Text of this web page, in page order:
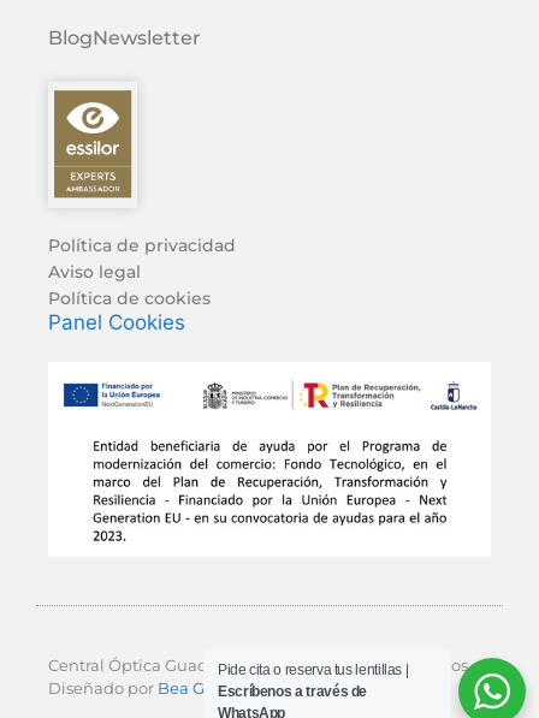
BlogNewsletter
Política de privacidad
Aviso legal
Política de cookies
Panel Cookies
Central Óptica Guadalajara © 2026 Todos los derechos.
Diseñado por Bea Garcés Estudioy Digital Bros.
Pide cita o reserva tus lentillas |
Escríbenos a través de
WhatsApp